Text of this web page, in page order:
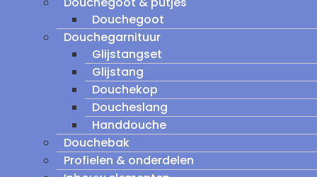
Douchegoot
Douchegarnituur
Glijstangset
Glijstang
Douchekop
Doucheslang
Handdouche
Douchebak
Profielen & onderdelen